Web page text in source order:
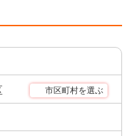
険完備 30
あり
市区町村を選ぶ